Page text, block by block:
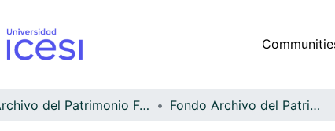
Archivo del Patrimonio Fotográfico y Fílmico del Valle del Cauca Fondo Archivo del Patrimonio Fotográfico y Fílmico del Valle del Cauca